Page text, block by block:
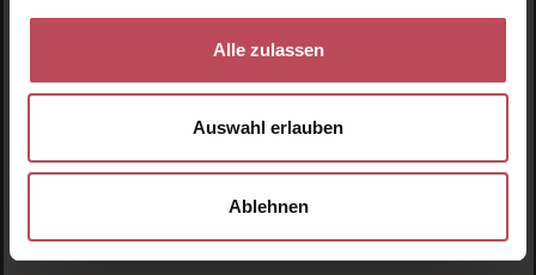
Alle zulassen
Auswahl erlauben
Ablehnen
1-3 Werktage Lieferzeit (AT und DE)